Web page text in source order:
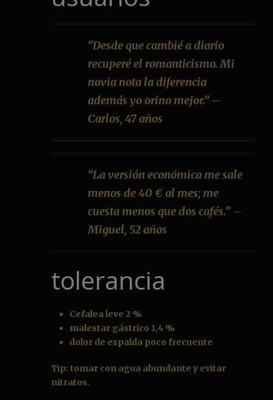
“Desde que cambié a diario
recuperé el romanticismo. Mi
novia nota la diferencia
además yo orino mejor.” –
Carlos, 47 años
“La versión económica me sale
menos de 40 € al mes; me
cuesta menos que dos cafés.” –
Miguel, 52 años
tolerancia
Cefalea leve 2 %
malestar gástrico 1,4 %
dolor de espalda poco frecuente
Tip: tomar con agua abundante y evitar
nitratos.